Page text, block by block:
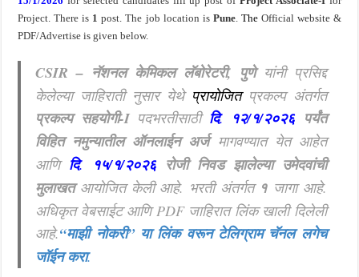
Project. There is 1post. The job location is Pune. TheOfficial website &
PDF/Advertise is given below.
CSIR – नॅशनल केमिकल लॅबोरेटरी, पुणेयांनी प्रसिद्द
केलेल्या जाहिराती नुसार येथे प्रायोजितप्रकल्प अंतर्गत
प्रकल्प सहयोगी-I पदभरतीसाठी दि. १२/१/२०२६ पर्यंत
विहित नमुन्यातील ऑनलाईन अर्जमागवण्यात येत आहेत
आणि दि. १५/१/२०२६ रोजी निवड झालेल्या उमेदवांची
मुलाखतआयोजित केली आहे. भरती अंतर्गत १ जागा आहे.
अधिकृत वेबसाईट आणि PDF जाहिरात लिंक खाली दिलेली
आहे.“माझी नोकरी” या लिंक वरून टेलिग्राम चॅनल लगेच
जॉईन करा.